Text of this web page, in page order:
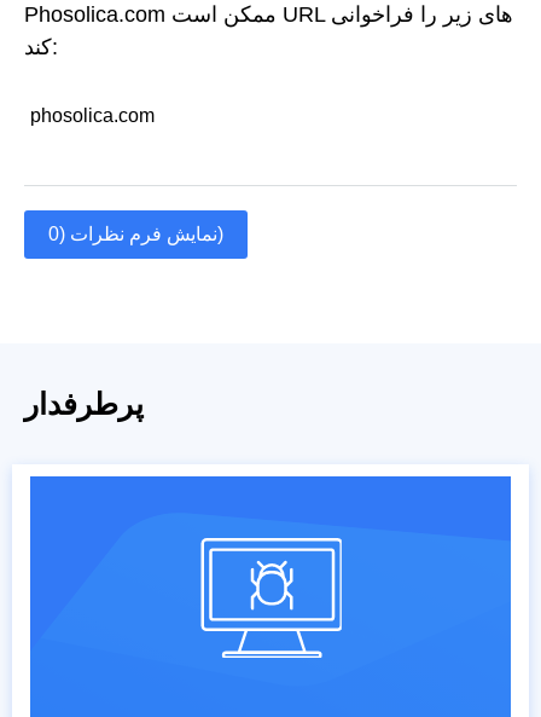
Phosolica.com ممکن است URL های زیر را فراخوانی
کند:
phosolica.com
نمایش فرم نظرات (0)
پرطرفدار